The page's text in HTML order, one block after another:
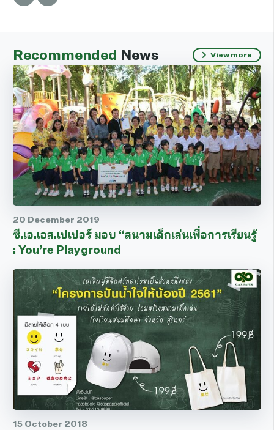
Recommended News View more
20 December 2019
ซี.เอ.เอส.เปเปอร์ มอบ “สนามเด็กเล่นเพื่อการเรียนรู้
: You’re Playground
15 October 2018